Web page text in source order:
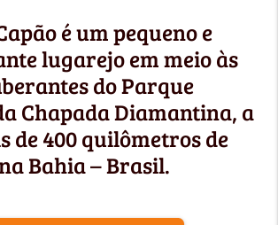
é um pequeno e
lugarejo em meio às
do Parque
Chapada Diamantina, a
de 400 quilômetros de
Bahia – Brasil.